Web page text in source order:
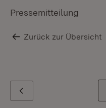
Pressemitteilung
Zurück zur Übersicht